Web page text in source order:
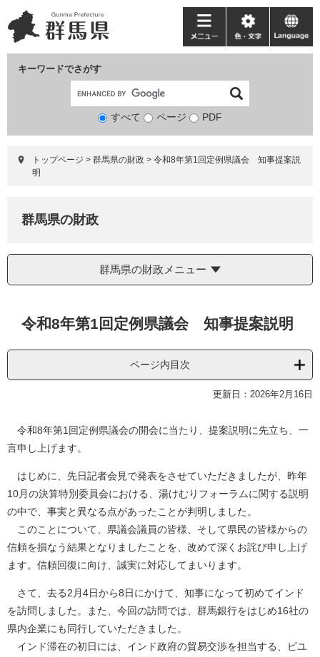
ー
ジ
ニ
ュ
て
キーワードでさがす
検
象
すべて ページ PDF
メ
ニ
ー
色・
文
language
トップページ > 群馬県の財政 > 令和8年第1回定例県議会 知事提案説
明
群馬県の財政
群馬県の財政メニュー
令和8年第1回定例県議会 知事提案説明
ページ内目次
更新日：2026年2月16日
令和8年第1回定例県議会の開会に当たり、提案説明に先立ち、一
言申し上げます。
はじめに、先日記者会見で発表をさせていただきましたが、昨年
10月の決算特別委員会における、湯けむりフォーラムに関する説明
の中で、事実と異なる点があったことが判明しました。
このことについて、県議会議員の皆様、そして県民の皆様からの
信頼を損なう結果となりましたことを、改めて深くお詫び申し上げ
ます。信頼回復に向け、誠実に対応してまいります。
さて、去る2月4日から8日にかけて、知事になって初めてインド
を訪問しました。また、今回の訪問では、群馬銀行をはじめ16社の
県内企業にも同行していただきました。
インド滞在の初日には、インド政府の貿易交渉を担当する、ピユ